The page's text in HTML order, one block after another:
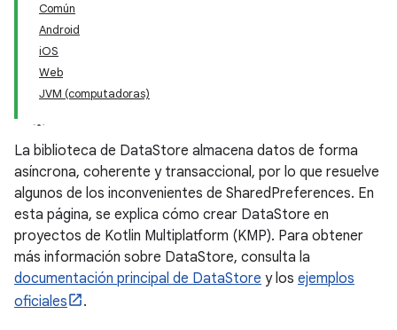
Común
Android
iOS
Web
JVM (computadoras)
La biblioteca de DataStore almacena datos de forma
asíncrona, coherente y transaccional, por lo que resuelve
algunos de los inconvenientes de SharedPreferences. En
esta página, se explica cómo crear DataStore en
proyectos de Kotlin Multiplatform (KMP). Para obtener
más información sobre DataStore, consulta la
documentación principal de DataStore y los ejemplos
oficiales
.